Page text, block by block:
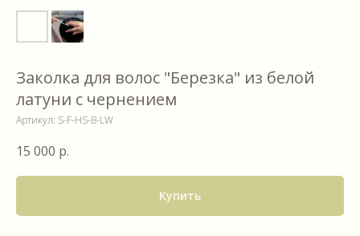
Заколка для волос "Березка" из белой
латуни с чернением
Артикул: S-F-HS-B-LW
15 000 р.
Купить